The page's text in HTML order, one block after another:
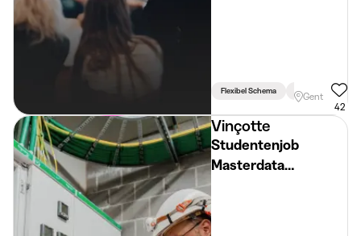
Flexibel Schema Studiegerelateerd
Gent
42
Vinçotte
Studentenjob
Masterdata
Elektriciteit